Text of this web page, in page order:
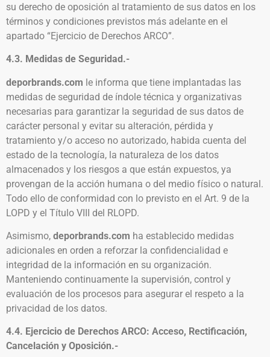
su derecho de oposición al tratamiento de sus datos en los
términos y condiciones previstos más adelante en el
apartado “Ejercicio de Derechos ARCO”.
4.3. Medidas de Seguridad.-
deporbrands.com le informa que tiene implantadas las
medidas de seguridad de índole técnica y organizativas
necesarias para garantizar la seguridad de sus datos de
carácter personal y evitar su alteración, pérdida y
tratamiento y/o acceso no autorizado, habida cuenta del
estado de la tecnología, la naturaleza de los datos
almacenados y los riesgos a que están expuestos, ya
provengan de la acción humana o del medio físico o natural.
Todo ello de conformidad con lo previsto en el Art. 9 de la
LOPD y el Título VIII del RLOPD.
Asimismo, deporbrands.com ha establecido medidas
adicionales en orden a reforzar la confidencialidad e
integridad de la información en su organización.
Manteniendo continuamente la supervisión, control y
evaluación de los procesos para asegurar el respeto a la
privacidad de los datos.
4.4. Ejercicio de Derechos ARCO: Acceso, Rectificación,
Cancelación y Oposición.-